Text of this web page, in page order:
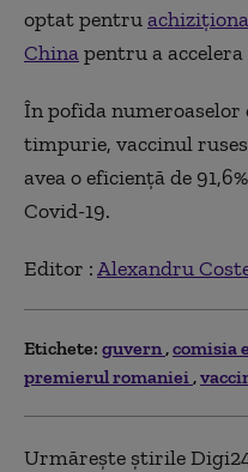
optat pentru
Chinapentru a
În pofida
timpurie, vaccinul
avea o eficiență de
Covid-19.
Editor :Alexandru
Etichete: guvern comisia
premierul romaniei
Urmărește știrile